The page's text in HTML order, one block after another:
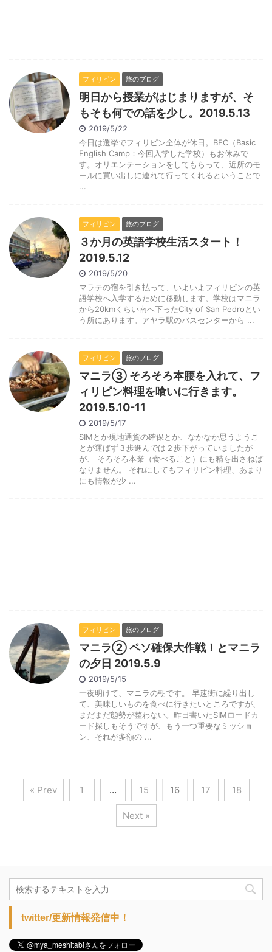
フィリピン 旅のブログ
明日から授業がはじまりますが、そ
もそも何での話を少し。2019.5.13
2019/5/22
今日は選挙でフィリピン全体が休日。BEC（Basic
English Camp：今回入学した学校）もお休みで
す。オリエンテーションをしてもらって、近所のモ
ールに買い出しに連れて行ってくれるということで
...
フィリピン 旅のブログ
３か月の英語学校生活スタート！
2019.5.12
2019/5/20
マラテの宿を引き払って、いよいよフィリピンの英
語学校へ入学するために移動します。学校はマニラ
から20kmくらい南へ下ったCity of San Pedroとい
う所にあります。アヤラ駅のバスセンターから ...
フィリピン 旅のブログ
マニラ③ そろそろ本腰を入れて、フ
ィリピン料理を喰いに行きます。
2019.5.10-11
2019/5/17
SIMとか現地通貨の確保とか、なかなか思うようこ
とが運ばず３歩進んでは２歩下がっていましたが
が、 そろそろ本業（食べること）にも精を出さねば
なりません。 それにしてもフィリピン料理、あまり
にも情報が少 ...
フィリピン 旅のブログ
マニラ② ペソ確保大作戦！とマニラ
の夕日 2019.5.9
2019/5/15
一夜明けて、マニラの朝です。 早速街に繰り出し
て、美味しいものを食べに行きたいところですが、
まだまだ態勢が整わない。昨日書いたSIMロードカ
ード探しもそうですが、もう一つ重要なミッショ
ン、それが多額の ...
« Prev 1 … 15 16 17 18
Next »
twitter/更新情報発信中！